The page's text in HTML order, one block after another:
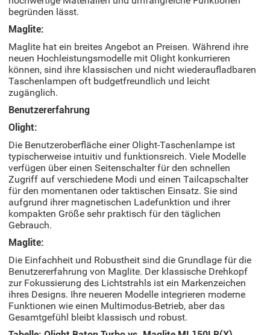
begründen lässt.
Maglite:
Maglite hat ein breites Angebot an Preisen. Während ihre
neuen Hochleistungsmodelle mit Olight konkurrieren
können, sind ihre klassischen und nicht wiederaufladbaren
Taschenlampen oft budgetfreundlich und leicht
zugänglich.
Benutzererfahrung
Olight:
Die Benutzeroberfläche einer Olight-Taschenlampe ist
typischerweise intuitiv und funktionsreich. Viele Modelle
verfügen über einen Seitenschalter für den schnellen
Zugriff auf verschiedene Modi und einen Tailcapschalter
für den momentanen oder taktischen Einsatz. Sie sind
aufgrund ihrer magnetischen Ladefunktion und ihrer
kompakten Größe sehr praktisch für den täglichen
Gebrauch.
Maglite:
Die Einfachheit und Robustheit sind die Grundlage für die
Benutzererfahrung von Maglite. Der klassische Drehkopf
zur Fokussierung des Lichtstrahls ist ein Markenzeichen
ihres Designs. Ihre neueren Modelle integrieren moderne
Funktionen wie einen Multimodus-Betrieb, aber das
Gesamtgefühl bleibt klassisch und robust.